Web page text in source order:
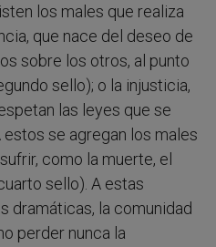
los males que realiza
que nace del deseo de
sobre los otros, al punto
sello); o la injusticia,
las leyes que se
se agregan los males
como la muerte, el
sello). A estas
dramáticas, la comunidad
perder nunca la